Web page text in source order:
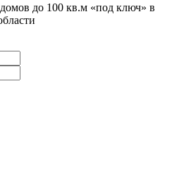
до 100 кв.м «под ключ» в